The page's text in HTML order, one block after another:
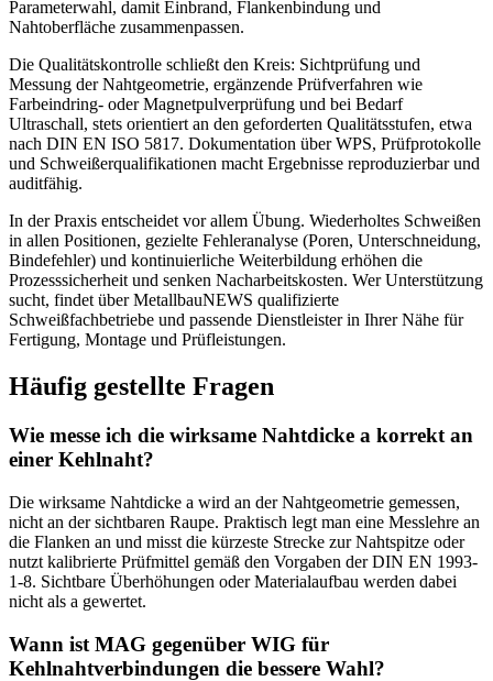
Parameterwahl, damit Einbrand, Flankenbindung und
Nahtoberfläche zusammenpassen.
Die Qualitätskontrolle schließt den Kreis: Sichtprüfung und
Messung der Nahtgeometrie, ergänzende Prüfverfahren wie
Farbeindring- oder Magnetpulverprüfung und bei Bedarf
Ultraschall, stets orientiert an den geforderten Qualitätsstufen, etwa
nach DIN EN ISO 5817. Dokumentation über WPS, Prüfprotokolle
und Schweißerqualifikationen macht Ergebnisse reproduzierbar und
auditfähig.
In der Praxis entscheidet vor allem Übung. Wiederholtes Schweißen
in allen Positionen, gezielte Fehleranalyse (Poren, Unterschneidung,
Bindefehler) und kontinuierliche Weiterbildung erhöhen die
Prozesssicherheit und senken Nacharbeitskosten. Wer Unterstützung
sucht, findet über MetallbauNEWS qualifizierte
Schweißfachbetriebe und passende Dienstleister in Ihrer Nähe für
Fertigung, Montage und Prüfleistungen.
Häufig gestellte Fragen
Wie messe ich die wirksame Nahtdicke a korrekt an
einer Kehlnaht?
Die wirksame Nahtdicke a wird an der Nahtgeometrie gemessen,
nicht an der sichtbaren Raupe. Praktisch legt man eine Messlehre an
die Flanken an und misst die kürzeste Strecke zur Nahtspitze oder
nutzt kalibrierte Prüfmittel gemäß den Vorgaben der DIN EN 1993-
1-8. Sichtbare Überhöhungen oder Materialaufbau werden dabei
nicht als a gewertet.
Wann ist MAG gegenüber WIG für
Kehlnahtverbindungen die bessere Wahl?